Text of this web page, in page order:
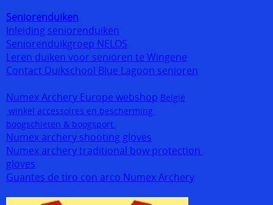
Seniorenduiken
Inleiding seniorenduiken
Seniorenduikgroep NELOS
Leren duiken voor senioren te Wingene
Contact Duikschool Blue Lagoon senioren
Numex Archery Europe webshop België
winkel accessoires en bescherming
boogschieten & boogsport.
Numex archery shooting gloves
Numex archery traditional bow protection
gloves
Guantes de tiro con arco Numex Archery